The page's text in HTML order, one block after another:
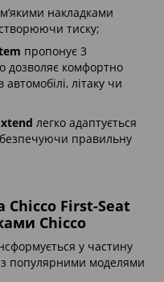
накладками
тиску;
пропонує 3
дозволяє комфортно
літаку чи
легко адаптується
правильну
Chicco First-Seat
Chicco
у частину
з популярними моделями